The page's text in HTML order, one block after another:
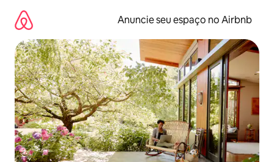
para
conteúdo
Anuncie seu espaço no Airbnb